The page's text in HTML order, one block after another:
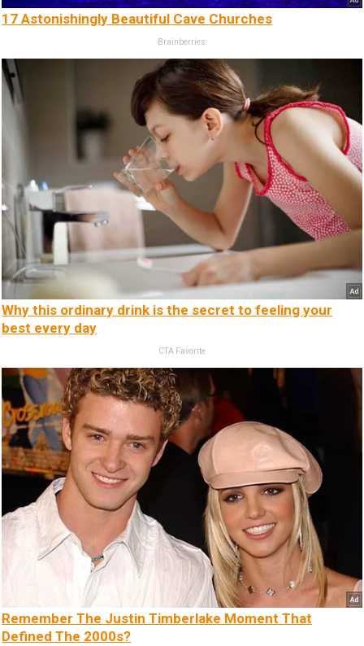
17 Astonishingly Beautiful Cave Churches
Brainberries
Why this ordinary drink is the secret to feeling your
best every day
CTA Favorite
Remember The Justin Timberlake Moment That
Defined The 2000s?